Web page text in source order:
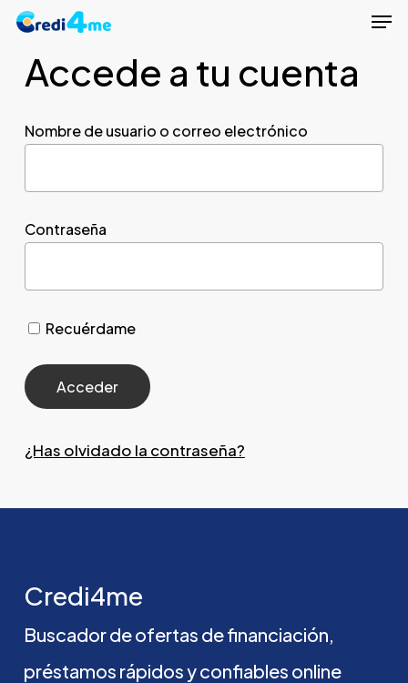
Skip
mainAccede a tu cuenta
Nombre de usuario o correo electrónico
Contraseña
Recuérdame
¿Has olvidado la contraseña?
Credi4me
Buscadordeofertas definanciación,
préstamos rápidosyconfiables online